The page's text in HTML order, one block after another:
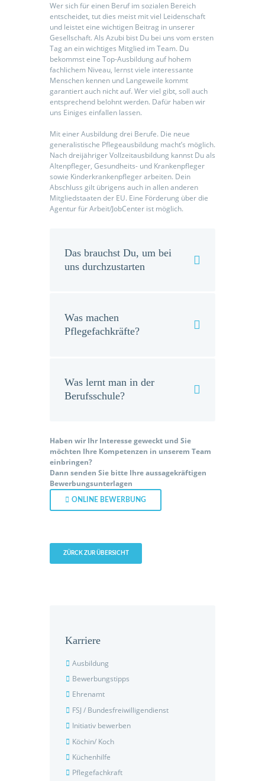
Wer sich für einen Beruf im sozialen Bereich
entscheidet, tut dies meist mit viel Leidenschaft
und leistet eine wichtigen Beitrag in unserer
Gesellschaft. Als Azubi bist Du bei uns vom ersten
Tag an ein wichtiges Mitglied im Team. Du
bekommst eine Top-Ausbildung auf hohem
fachlichem Niveau, lernst viele interessante
Menschen kennen und Langeweile kommt
garantiert auch nicht auf. Wer viel gibt, soll auch
entsprechend belohnt werden. Dafür haben wir
uns Einiges einfallen lassen.
Mit einer Ausbildung drei Berufe. Die neue
generalistische Pflegeausbildung macht’s möglich.
Nach dreijähriger Vollzeitausbildung kannst Du als
Altenpfleger, Gesundheits- und Krankenpfleger
sowie Kinderkrankenpfleger arbeiten. Dein
Abschluss gilt übrigens auch in allen anderen
Mitgliedstaaten der EU. Eine Förderung über die
Agentur für Arbeit/JobCenter ist möglich.
Das brauchst Du, um bei
uns durchzustarten
Was machen
Pflegefachkräfte?
Was lernt man in der
Berufsschule?
Haben wir Ihr Interesse geweckt und Sie
möchten Ihre Kompetenzen in unserem Team
einbringen?
Dann senden Sie bitte Ihre aussagekräftigen
Bewerbungsunterlagen
ONLINE BEWERBUNG
ZÜRCK ZUR ÜBERSICHT
Karriere
Ausbildung
Bewerbungstipps
Ehrenamt
FSJ / Bundesfreiwilligendienst
Initiativ bewerben
Köchin/ Koch
Küchenhilfe
Pflegefachkraft